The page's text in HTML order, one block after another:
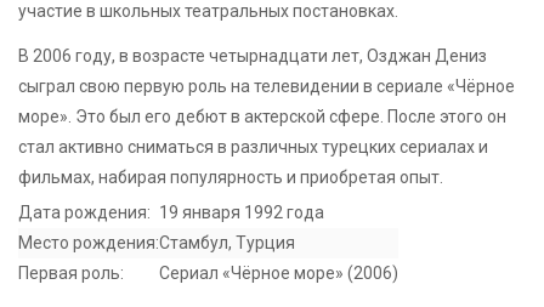
участие в школьных театральных постановках.
В 2006 году, в возрасте четырнадцати лет, Озджан Дениз
сыграл свою первую роль на телевидении в сериале «Чёрное
море». Это был его дебют в актерской сфере. После этого он
стал активно сниматься в различных турецких сериалах и
фильмах, набирая популярность и приобретая опыт.
Дата рождения: 19 января 1992 года
Место рождения:Стамбул, Турция
Первая роль:
Сериал «Чёрное море» (2006)